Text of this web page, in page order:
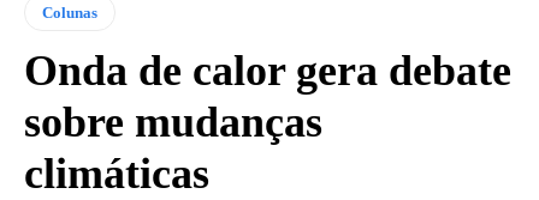
Colunas
Onda de calor gera debate
sobre mudanças
climáticas